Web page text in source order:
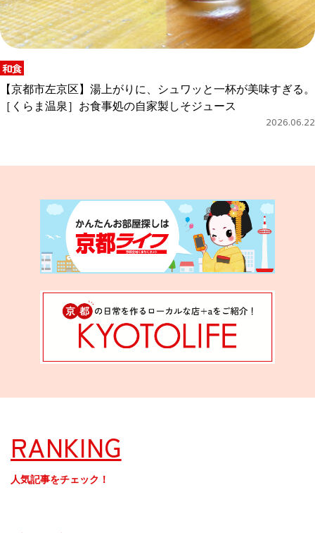
和食
【京都市左京区】湯上がりに、シュワッと一杯が美味すぎる。
［くらま温泉］お食事処の自家製しそジュース
2026.06.22
RANKING
人気記事をチェック！